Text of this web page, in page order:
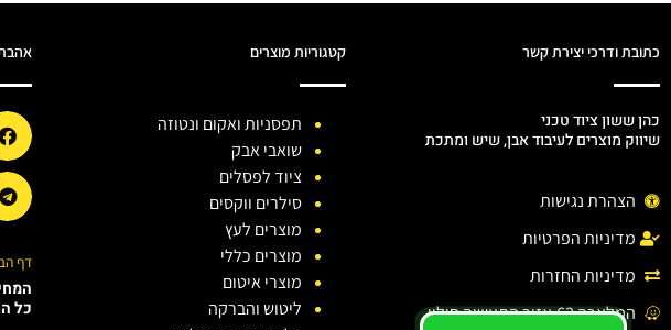
כתובת ודרכי יצירת קשר
כהן ששון ציוד טכני
שיווק מוצרים לעיבוד אבן, שיש ומתכת
הצהרת נגישות
מדיניות הפרטיות
מדיניות החזרות
המלאכה 63,אזור התעשיה חולון.
קטגוריות מוצרים
תפסניות ואקום ונטוזה
שואבי אבק
ציוד לפסלים
סילרים ווקסים
מוצרים לעץ
מוצרים כללי
מוצרי איטום
ליטוש והברקה
דף
כל